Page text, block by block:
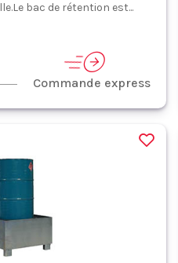
bac de rétention est...
Commande express